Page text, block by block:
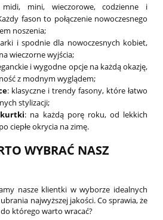
mini, wieczorowe, codzienne i
fason to połączenie nowoczesnego
noszenia;
i spodnie dla nowoczesnych kobiet,
wieczorne wyjścia;
i wygodne opcje na każdą okazję,
z modnym wyglądem;
: klasyczne i trendy fasony, które łatwo
stylizacji;
: na każdą porę roku, od lekkich
ciepłe okrycia na zimę.
WYBRAĆ NASZ
nasze klientki w wyborze idealnych
najwyższej jakości. Co sprawia, że
którego warto wracać?